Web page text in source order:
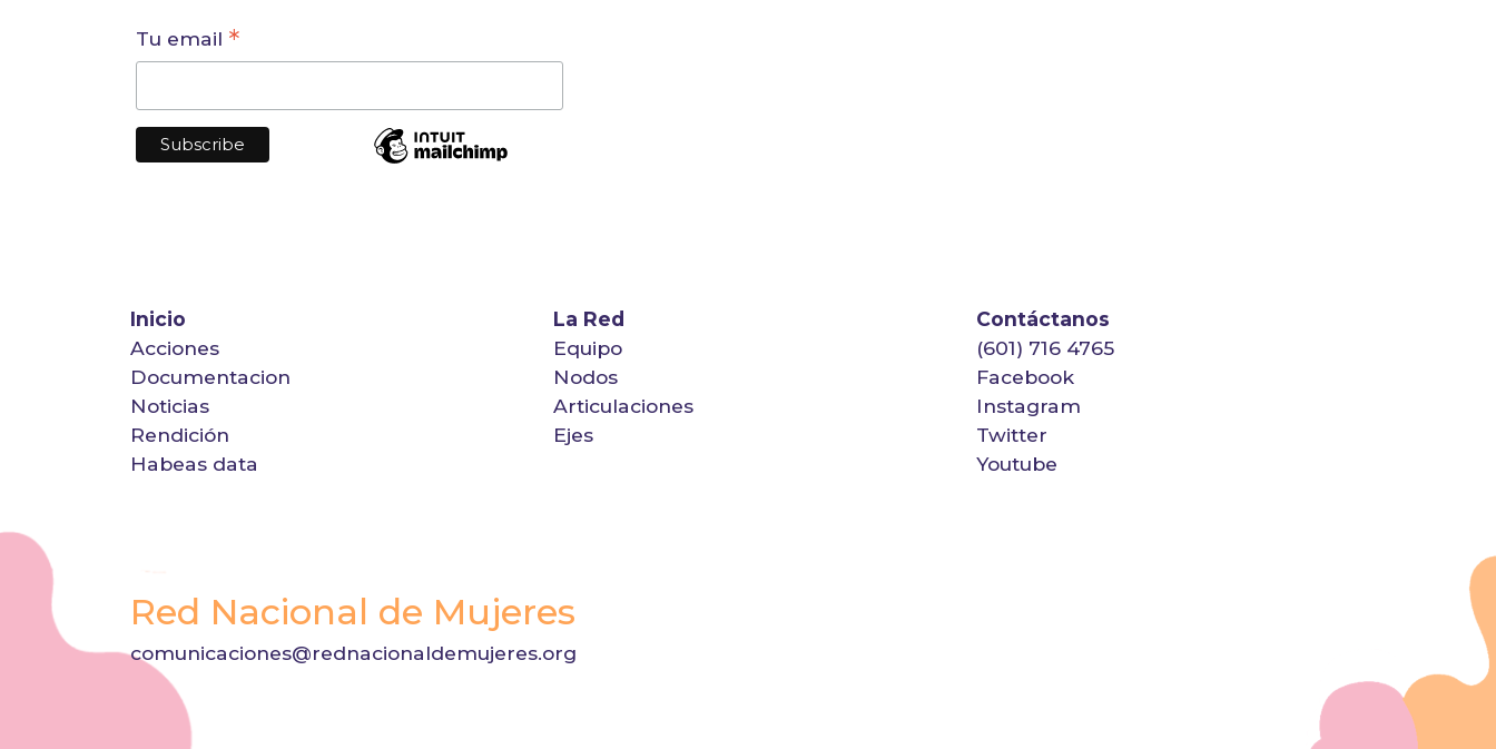
Tu email *
Inicio
Acciones
Documentacion
Noticias
Rendición
Habeas data
La Red
Equipo
Nodos
Articulaciones
Ejes
Contáctanos
(601) 716 4765
Facebook
Instagram
Twitter
Youtube
Red Nacional de Mujeres
comunicaciones@rednacionaldemujeres.org